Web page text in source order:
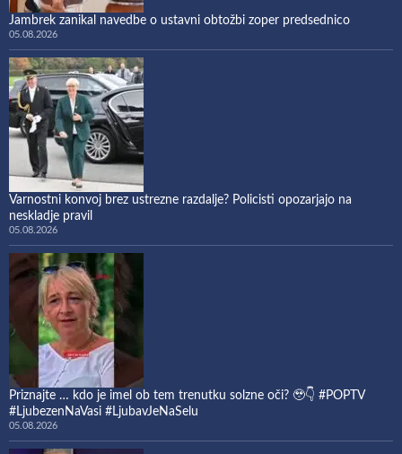
Jambrek zanikal navedbe o ustavni obtožbi zoper predsednico
05.08.2026
Varnostni konvoj brez ustrezne razdalje? Policisti opozarjajo na
neskladje pravil
05.08.2026
Priznajte … kdo je imel ob tem trenutku solzne oči? 🥹👇 #POPTV
#LjubezenNaVasi #LjubavJeNaSelu
05.08.2026